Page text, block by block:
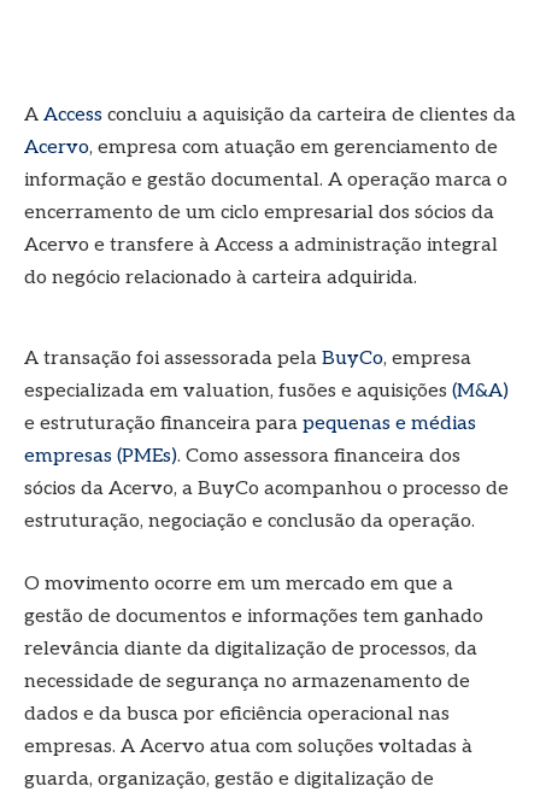
A Access concluiu a aquisição da carteira de clientes da
Acervo, empresa com atuação em gerenciamento de
informação e gestão documental. A operação marca o
encerramento de um ciclo empresarial dos sócios da
Acervo e transfere à Access a administração integral
do negócio relacionado à carteira adquirida.
A transação foi assessorada pela BuyCo, empresa
especializada em valuation, fusões e aquisições (M&A)
e estruturação financeira para pequenas e médias
empresas (PMEs). Como assessora financeira dos
sócios da Acervo, a BuyCo acompanhou o processo de
estruturação, negociação e conclusão da operação.
O movimento ocorre em um mercado em que a
gestão de documentos e informações tem ganhado
relevância diante da digitalização de processos, da
necessidade de segurança no armazenamento de
dados e da busca por eficiência operacional nas
empresas. A Acervo atua com soluções voltadas à
guarda, organização, gestão e digitalização de